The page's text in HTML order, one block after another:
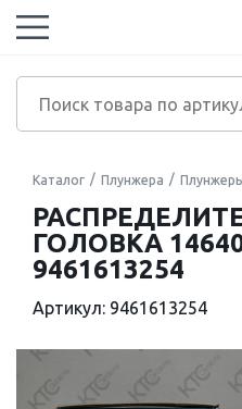
Каталог Плунжера
ГОЛОВКА
9461613254
Артикул: 9461613254